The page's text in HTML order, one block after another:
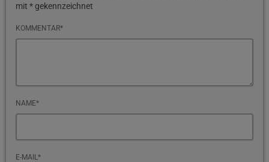
mit * gekennzeichnet
KOMMENTAR*
NAME*
E-MAIL*